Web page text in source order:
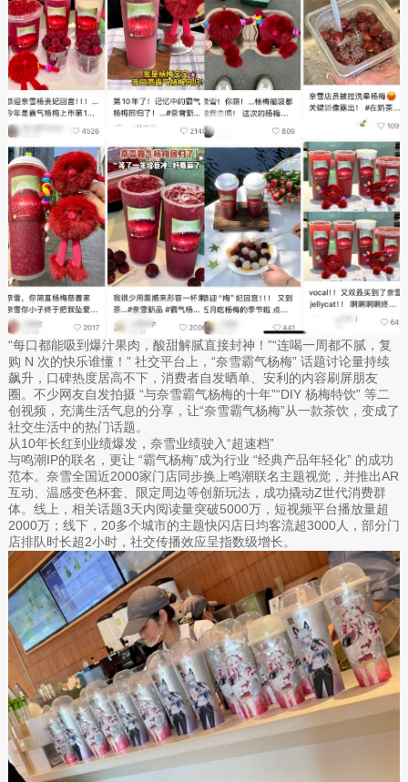
“每口都能吸到爆汁果肉，酸甜解腻直接封神！”“连喝一周都不腻，复
购 N 次的快乐谁懂！” 社交平台上，“奈雪霸气杨梅” 话题讨论量持续
飙升，口碑热度居高不下，消费者自发晒单、安利的内容刷屏朋友
圈。不少网友自发拍摄 “与奈雪霸气杨梅的十年”“DIY 杨梅特饮” 等二
创视频，充满生活气息的分享，让“奈雪霸气杨梅”从一款茶饮，变成了
社交生活中的热门话题。
从10年长红到业绩爆发，奈雪业绩驶入“超速档”
与鸣潮IP的联名，更让 “霸气杨梅”成为行业 “经典产品年轻化” 的成功
范本。奈雪全国近2000家门店同步换上鸣潮联名主题视觉，并推出AR
互动、温感变色杯套、限定周边等创新玩法，成功撬动Z世代消费群
体。线上，相关话题3天内阅读量突破5000万，短视频平台播放量超
2000万；线下，20多个城市的主题快闪店日均客流超3000人，部分门
店排队时长超2小时，社交传播效应呈指数级增长。